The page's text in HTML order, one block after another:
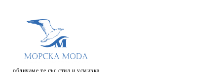
обличаме те със стил и усмивка